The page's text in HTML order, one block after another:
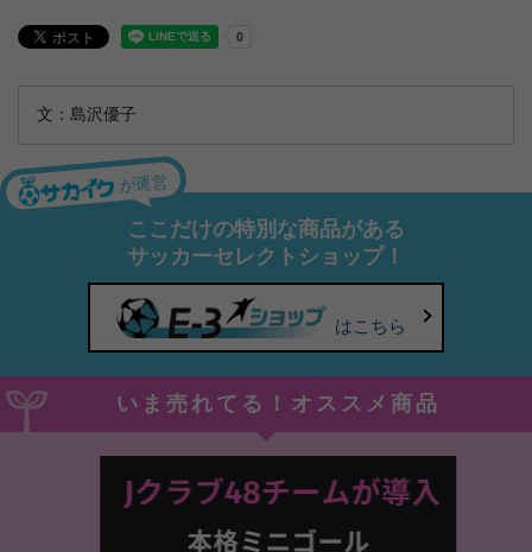
文：島沢優子
が運営
ここだけの特別な商品がある
サッカーセレクトショップ！
はこちら
いま売れてる！オススメ商品